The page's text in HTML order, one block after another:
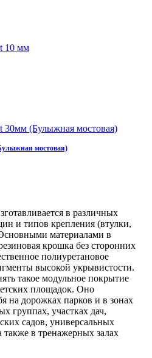
мостовая)
в различных
и типов крепления (втулки,
материалами в
крошка без сторонних
полиуретановое
высокой укрывистости.
такое модульное покрытие
площадок. Оно
на дорожках парков и в зонах
группах, участках дач,
садов, универсальных
в тренажерных залах